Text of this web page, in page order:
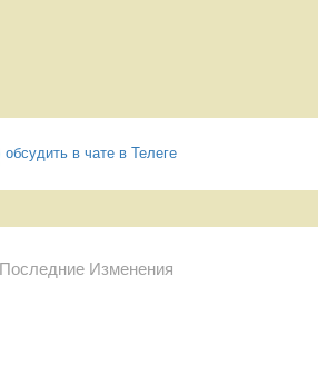
обсудить в чате в Телеге
Последние Изменения